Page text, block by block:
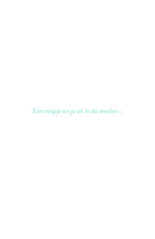
Eén stapje en je zit in de weiden...